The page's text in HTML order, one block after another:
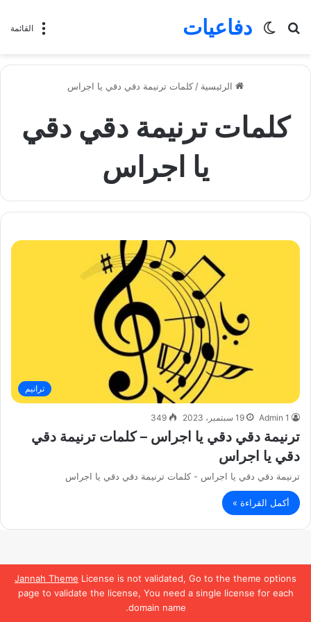
Jannah Theme License is not validated, Go to the theme options
page to validate the license, You need a single license for each
domain name.
القائمة دفاعيات
بحث
الوضع
الرئيسية / كلمات ترنيمة دقي دقي يا اجراس
كلمات ترنيمة دقي دقي
يا اجراس
ترانيم
Admin 1 19 سبتمبر، 2023 349
ترنيمة دقي دقي يا اجراس – كلمات ترنيمة دقي
دقي يا اجراس
ترنيمة دقي دقي يا اجراس - كلمات ترنيمة دقي دقي يا اجراس
أكمل القراءة »